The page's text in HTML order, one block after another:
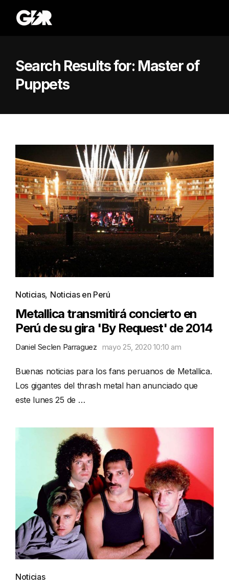
Search Results for: Master of
Puppets
Noticias, Noticias en Perú
Metallica transmitirá concierto en
Perú de su gira 'By Request' de 2014
Daniel Seclen Parraguez mayo 25, 2020 10:10 am
Buenas noticias para los fans peruanos de Metallica.
Los gigantes del thrash metal han anunciado que
este lunes 25 de …
Noticias